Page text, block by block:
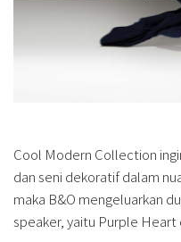
Cool Modern Collection
dan seni dekoratif dalam
maka B&O mengeluarkan
speaker, yaitu Purple Heart